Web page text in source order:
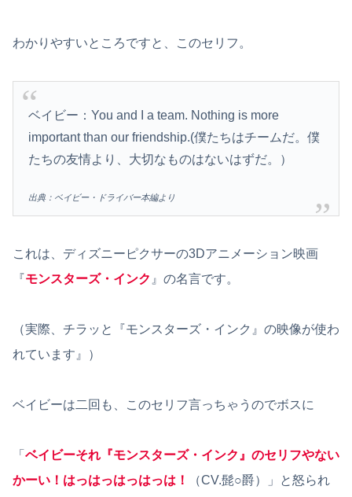
わかりやすいところですと、このセリフ。
ベイビー：You and I a team. Nothing is more
important than our friendship.(僕たちはチームだ。僕
たちの友情より、大切なものはないはずだ。）
出典：ベイビー・ドライバー本編より
これは、ディズニーピクサーの3Dアニメーション映画
『モンスターズ・インク 』の名言です。
（実際、チラッと『モンスターズ・インク』の映像が使わ
れています』）
ベイビーは二回も、このセリフ言っちゃうのでボスに
「 ベイビーそれ『モンスターズ・インク』のセリフやない
かーい！はっはっはっはっは！
（CV.髭○爵）」と怒られ